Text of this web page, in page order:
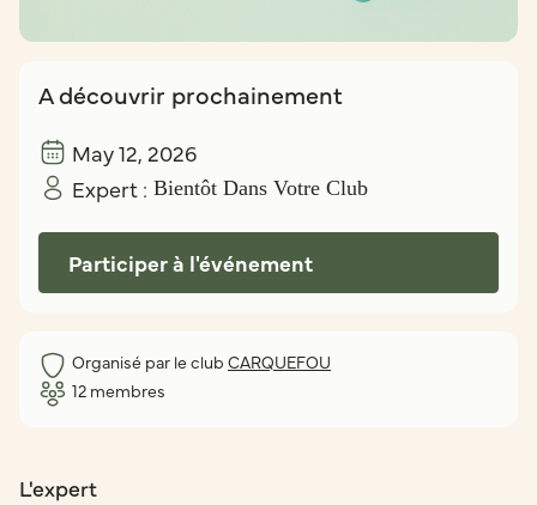
A découvrir prochainement
May 12, 2026
Expert : Bientôt Dans Votre Club
Participer à l'événement
Organisé par le club CARQUEFOU
12 membres
L'expert